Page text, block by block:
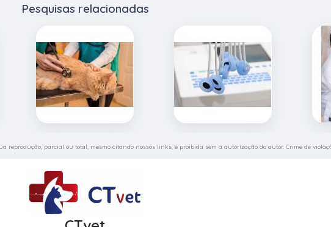
Pesquisas relacionadas
reprodução, parcial ou total, mesmo citando nossos links, é proibida sem a autorização do autor. Crime de